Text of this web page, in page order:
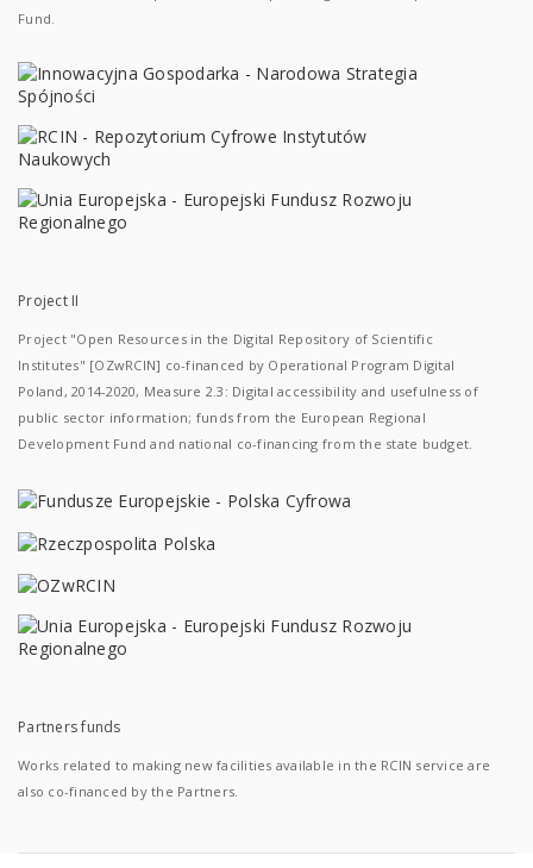
Fund.
Project II
Project "Open Resources in the Digital Repository of Scientific
Institutes" [OZwRCIN] co-financed by Operational Program Digital
Poland, 2014-2020, Measure 2.3: Digital accessibility and usefulness of
public sector information; funds from the European Regional
Development Fund and national co-financing from the state budget.
Partners funds
Works related to making new facilities available in the RCIN service are
also co-financed by the Partners.